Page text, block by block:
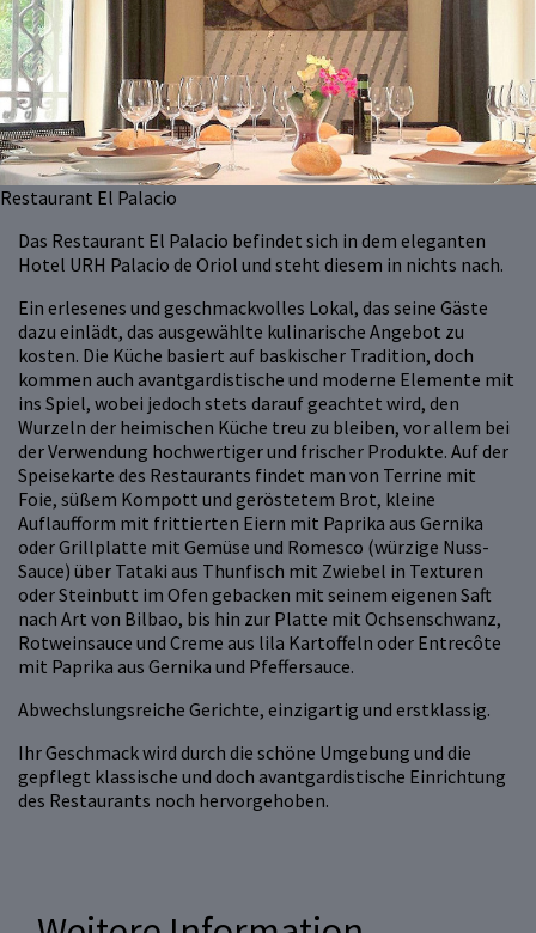
Das Restaurant El Palacio befindet sich in dem eleganten
Hotel URH Palacio de Oriol und steht diesem in nichts nach.
Ein erlesenes und geschmackvolles Lokal, das seine Gäste
dazu einlädt, das ausgewählte kulinarische Angebot zu
kosten. Die Küche basiert auf baskischer Tradition, doch
kommen auch avantgardistische und moderne Elemente mit
ins Spiel, wobei jedoch stets darauf geachtet wird, den
Wurzeln der heimischen Küche treu zu bleiben, vor allem bei
der Verwendung hochwertiger und frischer Produkte. Auf der
Speisekarte des Restaurants findet man von Terrine mit
Foie, süßem Kompott und geröstetem Brot, kleine
Auflaufform mit frittierten Eiern mit Paprika aus Gernika
oder Grillplatte mit Gemüse und Romesco (würzige Nuss-
Sauce) über Tataki aus Thunfisch mit Zwiebel in Texturen
oder Steinbutt im Ofen gebacken mit seinem eigenen Saft
nach Art von Bilbao, bis hin zur Platte mit Ochsenschwanz,
Rotweinsauce und Creme aus lila Kartoffeln oder Entrecôte
mit Paprika aus Gernika und Pfeffersauce.
Abwechslungsreiche Gerichte, einzigartig und erstklassig.
Ihr Geschmack wird durch die schöne Umgebung und die
gepflegt klassische und doch avantgardistische Einrichtung
des Restaurants noch hervorgehoben.
Restaurant El Palacio